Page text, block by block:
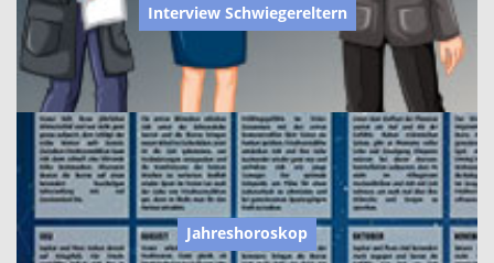
Interview Schwiegereltern
Jahreshoroskop